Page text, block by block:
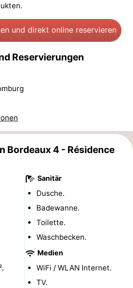
und direkt online reservieren
Reservierungen
Bordeaux 4 - Résidence
Sanitär
Dusche.
Badewanne.
Toilette.
Waschbecken.
Medien
WiFi / WLAN Internet.
TV.